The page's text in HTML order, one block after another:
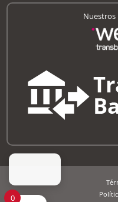
Nuestros
0